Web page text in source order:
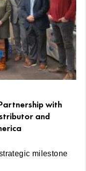
with
and
milestone